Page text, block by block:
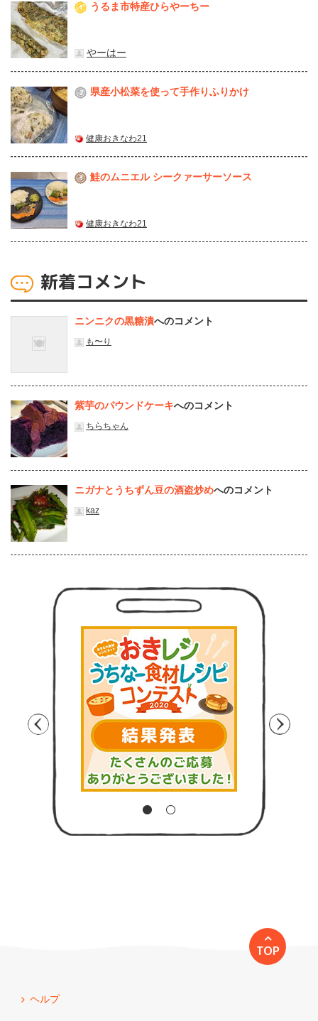
1 うるま市特産ひらやーちー
やーはー
2 県産⼩松菜を使って⼿作りふりかけ
健康おきなわ21
3 鮭のムニエル シークァーサーソース
健康おきなわ21
新着コメント
ニンニクの黒糖漬へのコメント
も〜り
紫芋のパウンドケーキへのコメント
ちらちゃん
ニガナとうちずん豆の酒盗炒めへのコメント
kaz
TOP
ヘルプ